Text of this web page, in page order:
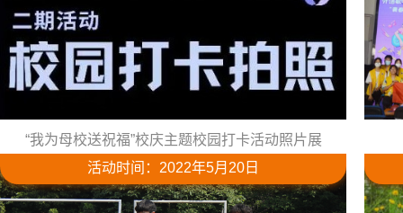
“我为母校送祝福”校庆主题校园打卡活动照片展
活动时间：2022年5月20日